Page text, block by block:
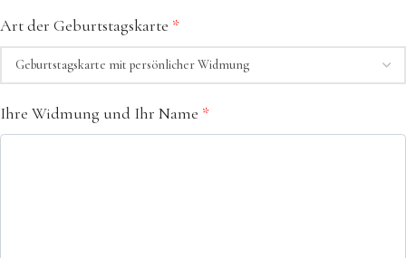
Art der Geburtstagskarte *
Ihre Widmung und Ihr Name *